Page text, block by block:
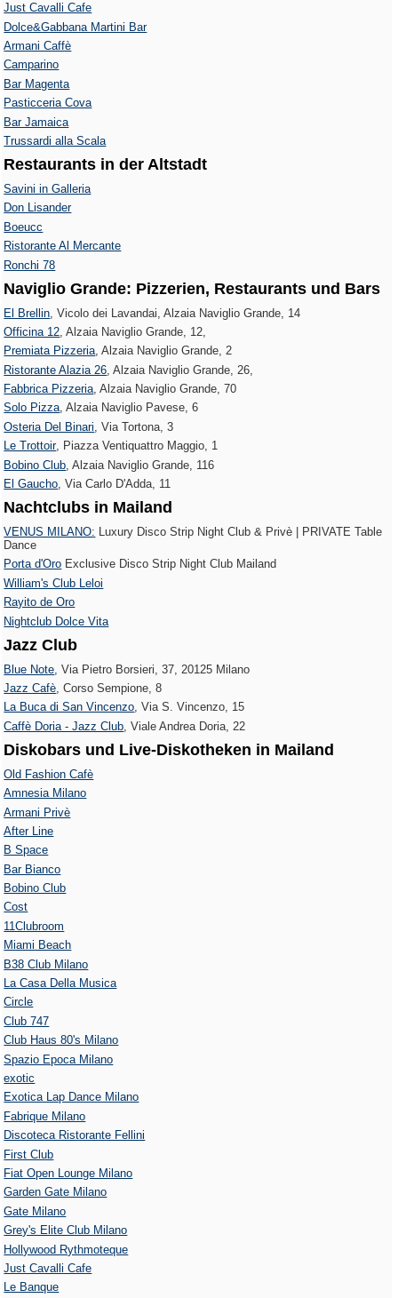
Just Cavalli Cafe
Dolce&Gabbana Martini Bar
Armani Caffè
Camparino
Bar Magenta
Pasticceria Cova
Bar Jamaica
Trussardi alla Scala
Restaurants in der Altstadt
Savini in Galleria
Don Lisander
Boeucc
Ristorante Al Mercante
Ronchi 78
Naviglio Grande: Pizzerien, Restaurants und Bars
El Brellin , Vicolo dei Lavandai, Alzaia Naviglio Grande, 14
Officina 12 , Alzaia Naviglio Grande, 12,
Premiata Pizzeria, Alzaia Naviglio Grande, 2
Ristorante Alazia 26 , Alzaia Naviglio Grande, 26,
Fabbrica Pizzeria, Alzaia Naviglio Grande, 70
Solo Pizza, Alzaia Naviglio Pavese, 6
Osteria Del Binari , Via Tortona, 3
Le Trottoir‎, Piazza Ventiquattro Maggio, 1
Bobino Club , Alzaia Naviglio Grande, 116
El Gaucho, Via Carlo D'Adda, 11
Nachtclubs in Mailand
VENUS MILANO: Luxury Disco Strip Night Club & Privè | PRIVATE Table
Dance
Porta d'Oro Exclusive Disco Strip Night Club Mailand
William's Club Leloi
Rayito de Oro
Nightclub Dolce Vita
Jazz Club
Blue Note , Via Pietro Borsieri, 37, 20125 Milano
Jazz Cafè , Corso Sempione, 8
La Buca di San Vincenzo, Via S. Vincenzo, 15
Caffè Doria - Jazz Club , Viale Andrea Doria, 22
Diskobars und Live-Diskotheken in Mailand
Old Fashion Cafè
Amnesia Milano
Armani Privè
After Line
B Space
Bar Bianco
Bobino Club
Cost
11Clubroom
Miami Beach
B38 Club Milano
La Casa Della Musica
Circle
Club 747
Club Haus 80's Milano
Spazio Epoca Milano
exotic
Exotica Lap Dance Milano
Fabrique Milano
Discoteca Ristorante Fellini
First Club
Fiat Open Lounge Milano
Garden Gate Milano
Gate Milano
Grey's Elite Club Milano
Hollywood Rythmoteque
Just Cavalli Cafe
Le Banque